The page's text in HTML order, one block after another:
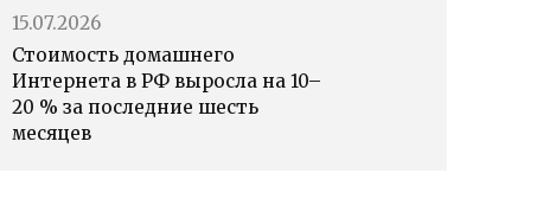
15.07.2026
Стоимость домашнего
Интернета в РФ выросла на 10–
20 % за последние шесть
месяцев